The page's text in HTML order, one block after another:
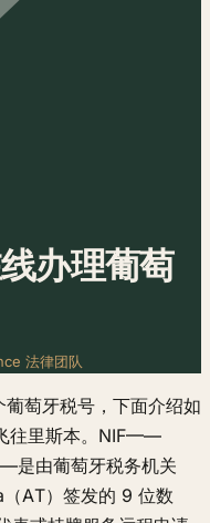
办理葡萄
法律团队
萄牙税号，下面介绍如
往里斯本。NIF——
由葡萄牙税务机关
AT）签发的 9 位数